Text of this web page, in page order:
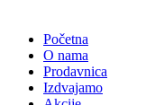
Početna
O nama
Prodavnica
Izdvajamo